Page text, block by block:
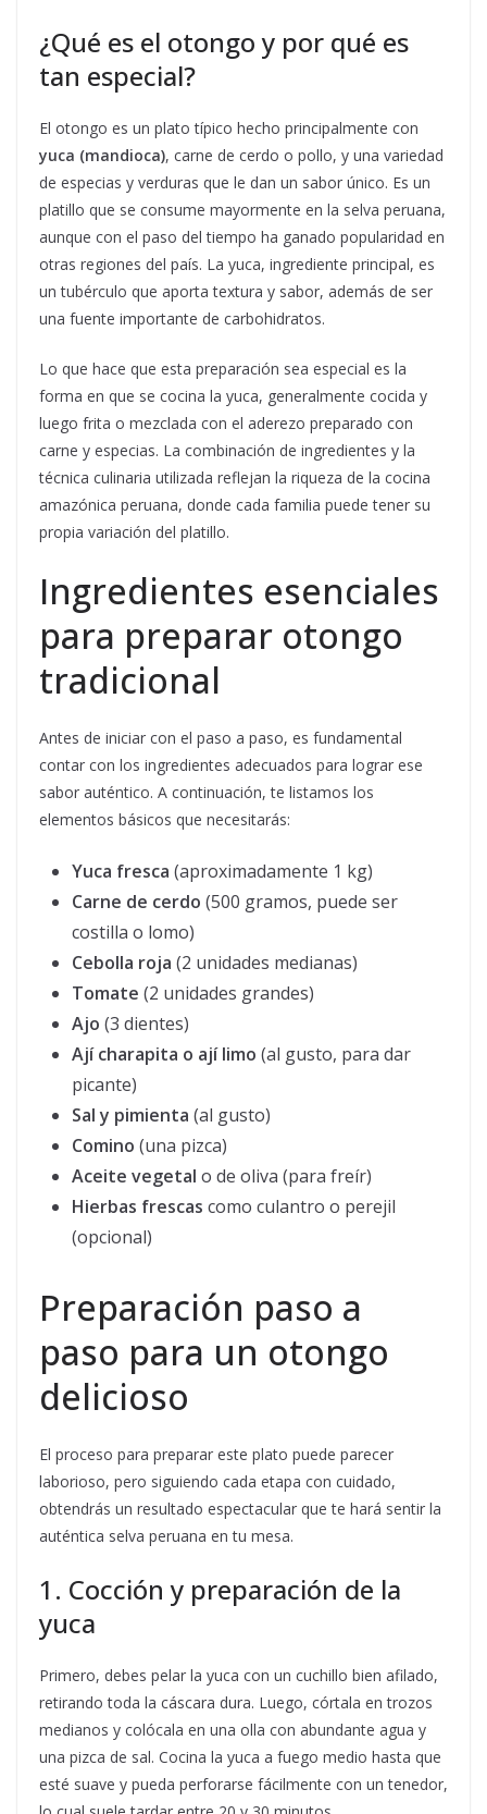
¿Qué es el otongo y por qué es
tan especial?
El otongo es un plato típico hecho principalmente con
yuca (mandioca), carne de cerdo o pollo, y una variedad
de especias y verduras que le dan un sabor único. Es un
platillo que se consume mayormente en la selva peruana,
aunque con el paso del tiempo ha ganado popularidad en
otras regiones del país. La yuca, ingrediente principal, es
un tubérculo que aporta textura y sabor, además de ser
una fuente importante de carbohidratos.
Lo que hace que esta preparación sea especial es la
forma en que se cocina la yuca, generalmente cocida y
luego frita o mezclada con el aderezo preparado con
carne y especias. La combinación de ingredientes y la
técnica culinaria utilizada reflejan la riqueza de la cocina
amazónica peruana, donde cada familia puede tener su
propia variación del platillo.
Ingredientes esenciales
para preparar otongo
tradicional
Antes de iniciar con el paso a paso, es fundamental
contar con los ingredientes adecuados para lograr ese
sabor auténtico. A continuación, te listamos los
elementos básicos que necesitarás:
Yuca fresca (aproximadamente 1 kg)
Carne de cerdo (500 gramos, puede ser
costilla o lomo)
Cebolla roja (2 unidades medianas)
Tomate (2 unidades grandes)
Ajo (3 dientes)
Ají charapita o ají limo (al gusto, para dar
picante)
Sal y pimienta (al gusto)
Comino (una pizca)
Aceite vegetal o de oliva (para freír)
Hierbas frescas como culantro o perejil
(opcional)
Preparación paso a
paso para un otongo
delicioso
El proceso para preparar este plato puede parecer
laborioso, pero siguiendo cada etapa con cuidado,
obtendrás un resultado espectacular que te hará sentir la
auténtica selva peruana en tu mesa.
1. Cocción y preparación de la
yuca
Primero, debes pelar la yuca con un cuchillo bien afilado,
retirando toda la cáscara dura. Luego, córtala en trozos
medianos y colócala en una olla con abundante agua y
una pizca de sal. Cocina la yuca a fuego medio hasta que
esté suave y pueda perforarse fácilmente con un tenedor,